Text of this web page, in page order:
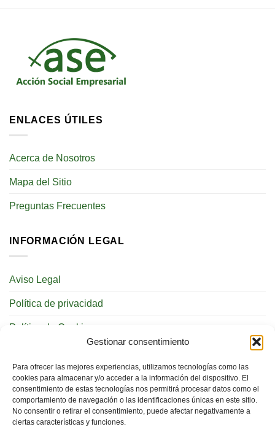
Gestionar consentimiento
Para ofrecer las mejores experiencias, utilizamos tecnologías como las
cookies para almacenar y/o acceder a la información del dispositivo. El
consentimiento de estas tecnologías nos permitirá procesar datos como el
comportamiento de navegación o las identificaciones únicas en este sitio.
No consentir o retirar el consentimiento, puede afectar negativamente a
ciertas características y funciones.
ENLACES ÚTILES
Acerca de Nosotros
Mapa del Sitio
Preguntas Frecuentes
INFORMACIÓN LEGAL
Aviso Legal
Política de privacidad
Política de Cookies
REDES SOCIALES